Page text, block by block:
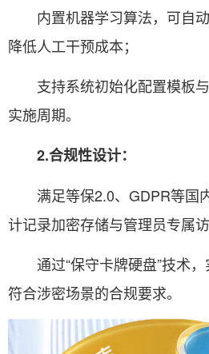
内置机器学习算法，可自动
降低人工干预成本；
支持系统初始化配置模板与
实施周期。
2.合规性设计：
满足等保2.0、GDPR等国
计记录加密存储与管理员专属访
通过“保守卡牌硬盘”技术，
符合涉密场景的合规要求。